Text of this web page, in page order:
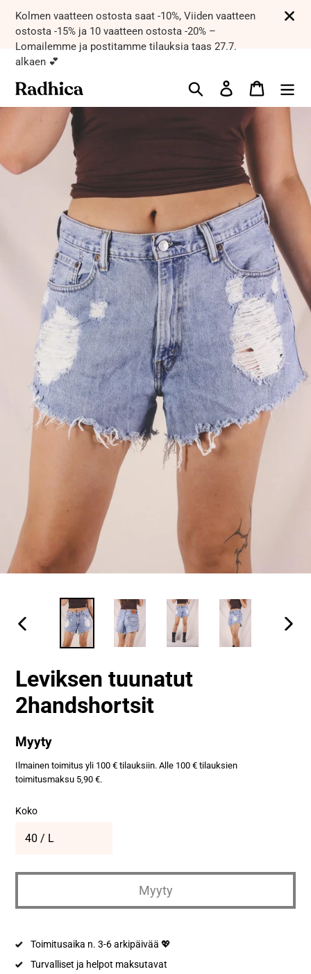
Kolmen vaatteen ostosta saat -10%, Viiden vaatteen
ostosta -15% ja 10 vaatteen ostosta -20% –
Lomailemme ja postitamme tilauksia taas 27.7.
alkaen 💕
Leviksen tuunatut
2handshortsit
Normaali
hinta
Myyty
Ilmainen toimitus yli 100 € tilauksiin. Alle 100 € tilauksien
toimitusmaksu 5,90 €.
Koko
Myyty
Toimitusaika n. 3-6 arkipäivää 💖
Turvalliset ja helpot maksutavat